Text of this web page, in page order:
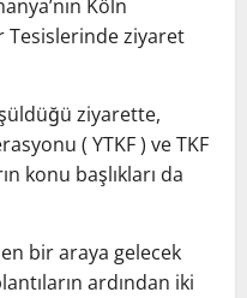
Köln
Tesislerinde ziyaret
ziyarette,
( YTKF ) ve TKF
konu başlıkları da
bir araya gelecek
ardından iki